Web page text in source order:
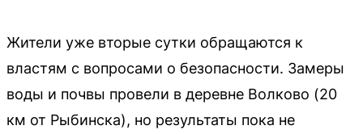
Жители уже вторые сутки обращаются к
властям с вопросами о безопасности. Замеры
воды и почвы провели в деревне Волково (20
км от Рыбинска), но результаты пока не